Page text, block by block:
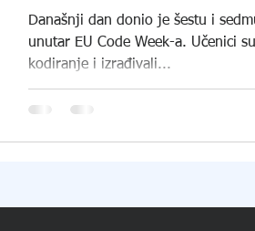
Današnji dan donio je šestu i
unutar EU Code Week-a. Učenici
kodiranje i izrađivali...